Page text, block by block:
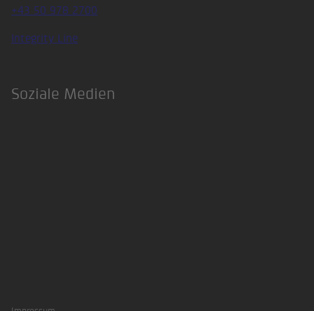
+43 50 978 2700
Integrity Line
Soziale Medien